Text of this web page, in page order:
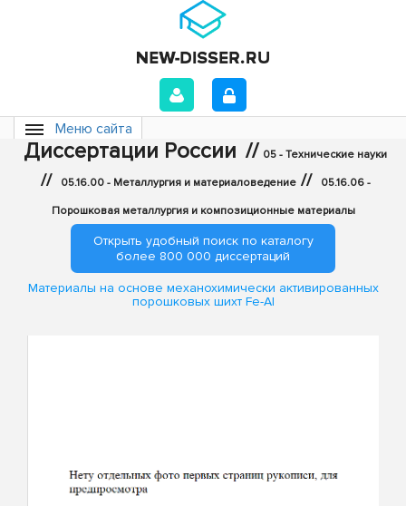
Меню сайта
Диссертации России // 05 - Технические науки
// 05.16.00 - Металлургия и материаловедение // 05.16.06 -
Порошковая металлургия и композиционные материалы
Открыть удобный поиск по каталогу
более 800 000 диссертаций
Материалы на основе механохимически активированных
порошковых шихт Fe-Al